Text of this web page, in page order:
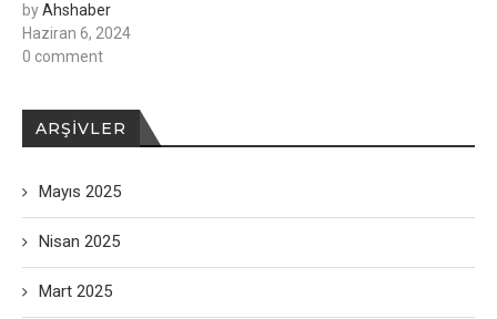
byAhshaber
Haziran 6, 2024
0 comment
ARŞIVLER
Mayıs 2025
Nisan 2025
Mart 2025